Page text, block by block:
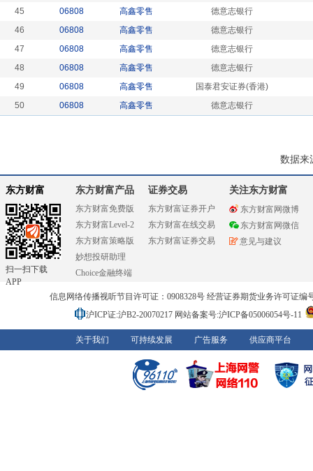
45
06808 高鑫零售
德意志银行
46
06808 高鑫零售
德意志银行
47
06808 高鑫零售
德意志银行
48
06808 高鑫零售
德意志银行
49
06808 高鑫零售
国泰君安证券(香港)
50
06808 高鑫零售 德意志银行
数据来
东方财富
扫一扫下载
APP
东方财富产品
东方财富免费版
东方财富Level-2
东方财富策略版
妙想投研助理
Choice金融终端
证券交易
东方财富证券开户
东方财富在线交易
东方财富证券交易
关注东方财富
东方财富网微博
东方财富网微信
意见与建议
信息网络传播视听节目许可证：0908328号 经营证券期货业务许可证编
沪ICP证:沪B2-20070217 网站备案号:沪ICP备05006054号-11
关于我们 可持续发展 广告服务 供应商平台